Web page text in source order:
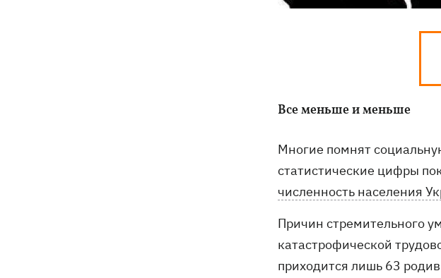
Все меньше и меньше
Многие помнят
статистические цифры
численность населения
Причин стремительного
катастрофической
приходится лишь 63